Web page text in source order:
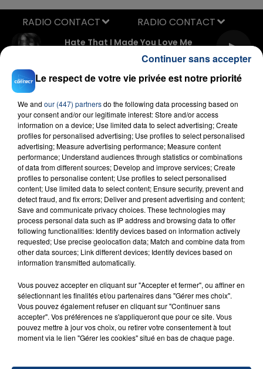
Hate That I Made You Love Me
ARIANA GRANDE
RADIO CONTACT
FIL D'ACTU
INCENDIE MORTEL À LENS : UNE FEMME ET
SON BÉBÉ ENTRE LA VIE ET LA...
Un homme s'est immolé par le feu après avoir
aspergé sa compagne et leur bébé de trois mois
d'un liquide inflammable.
Le respect de votre vie privée est notre priorité
We and our (447) partnersdo the following data processing based on
your consent and/or our legitimate interest: Store and/or access
information on a device; Use limited data to select advertising; Create
profiles for personalised advertising; Use profiles to select personalised
advertising; Measure advertising performance; Measure content
performance; Understand audiences through statistics or combinations
of data from different sources; Develop and improve services; Create
profiles to personalise content; Use profiles to select personalised
content; Use limited data to select content; Ensure security, prevent and
detect fraud, and fix errors; Deliver and present advertising and content;
Save and communicate privacy choices. These technologies may
process personal data such as IP address and browsing data to offer
following functionalities: Identify devices based on information actively
requested; Use precise geolocation data; Match and combine data from
other data sources; Link different devices; Identify devices based on
information transmitted automatically.
Vous pouvez accepter en cliquant sur "Accepter et fermer", ou affiner en
sélectionnant les finalités et/ou partenaires dans "Gérer mes choix".
Vous pouvez également refuser en cliquant sur "Continuer sans
accepter". Vos préférences ne s'appliqueront que pour ce site. Vous
pouvez mettre à jour vos choix, ou retirer votre consentement à tout
moment via le lien "Gérer les cookies" situé en bas de chaque page.
Continuer sans accepter